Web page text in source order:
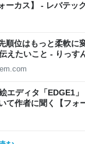
ーカス】 - レバテッ
順位はもっと柔軟に
えたいこと - りっす
エディタ「EDGE1」
て作者に聞く【フォ